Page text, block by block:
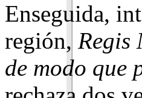
Enseguida,
región, Regis
de modo que